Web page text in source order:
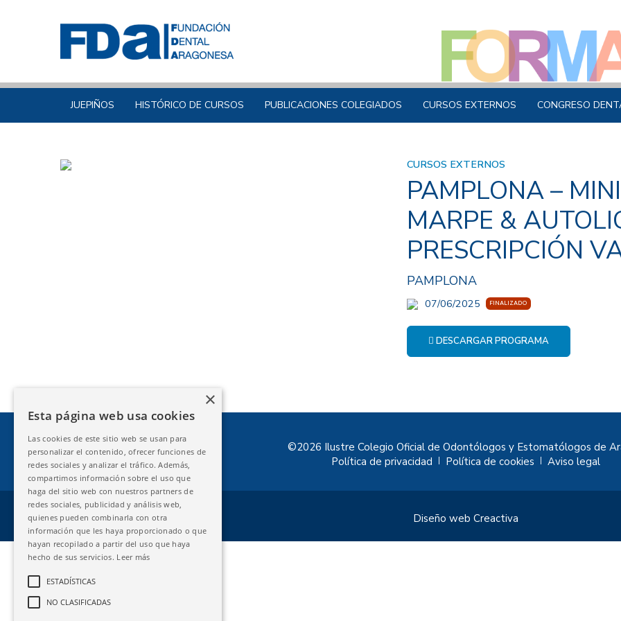
JUEPIÑOS HISTÓRICO DE CURSOS PUBLICACIONES COLEGIADOS CURSOS EXTERNOS CONGRESO
CURSOS EXTERNOS
PAMPLONA –
MARPE &
PRESCRIPCIÓN
PAMPLONA
07/06/2025 FINALIZADO
DESCARGAR PROGRAMA
©2026 Ilustre Colegio Oficial de Odontólogos y Estomatólogos de
Política de privacidad
Política de cookies Aviso legal
Diseño web Creactiva
Esta página web usa cookies
Las cookies de este sitio web se usan para
personalizar el contenido, ofrecer funciones de
redes sociales y analizar el tráfico. Además,
compartimos información sobre el uso que
haga del sitio web con nuestros partners de
redes sociales, publicidad y análisis web,
quienes pueden combinarla con otra
información que les haya proporcionado o que
hayan recopilado a partir del uso que haya
hecho de sus servicios. Leer más
ESTADÍSTICAS
NO CLASIFICADAS
×